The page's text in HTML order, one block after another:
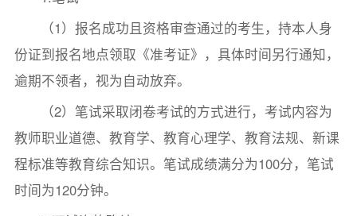
（1）报名成功且资格审查通过的考生，持本人身
份证到报名地点领取《准考证》，具体时间另行通知，
逾期不领者，视为自动放弃。
（2）笔试采取闭卷考试的方式进行，考试内容为
教师职业道德、教育学、教育心理学、教育法规、新课
程标准等教育综合知识。笔试成绩满分为100分，笔试
时间为120分钟。